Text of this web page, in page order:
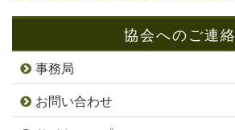
協会へのご連絡
事務局
お問い合わせ